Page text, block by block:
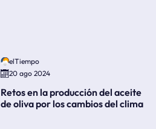
elTiempo
20 ago 2024
Retos en la producción del aceite
de oliva por los cambios del clima